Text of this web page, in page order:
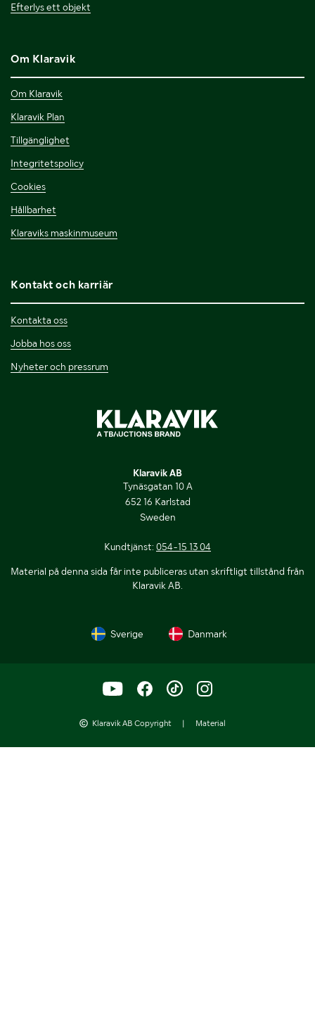
Efterlys ett objekt
Om Klaravik
Om Klaravik
Klaravik Plan
Tillgänglighet
Integritetspolicy
Cookies
Hållbarhet
Klaraviks maskinmuseum
Kontakt och karriär
Kontakta oss
Jobba hos oss
Nyheter och pressrum
Klaravik AB
Tynäsgatan 10 A
652 16 Karlstad
Sweden
Kundtjänst: 054-15 13 04
Material på denna sida får inte publiceras utan skriftligt tillstånd från
Klaravik AB.
Sverige Danmark
Klaravik AB Copyright | Material